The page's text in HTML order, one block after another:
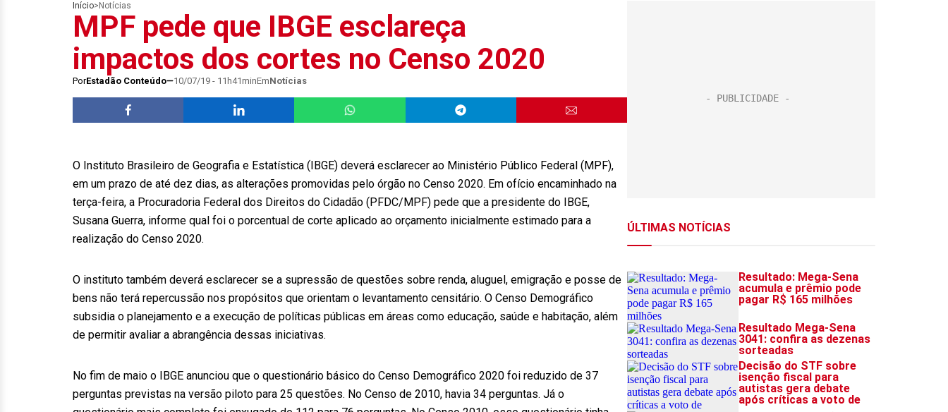
Início> Notícias
MPF pede que IBGE esclareça
impactos dos cortes no Censo 2020
PorEstadão Conteúdo 10/07/19 - 11h41minEmNotícias
O Instituto Brasileiro de Geografia e Estatística (IBGE) deverá esclarecer ao Ministério Público Federal (MPF),
em um prazo de até dez dias, as alterações promovidas pelo órgão no Censo 2020. Em ofício encaminhado na
terça-feira, a Procuradoria Federal dos Direitos do Cidadão (PFDC/MPF) pede que a presidente do IBGE,
Susana Guerra, informe qual foi o porcentual de corte aplicado ao orçamento inicialmente estimado para a
realização do Censo 2020.
O instituto também deverá esclarecer se a supressão de questões sobre renda, aluguel, emigração e posse de
bens não terá repercussão nos propósitos que orientam o levantamento censitário. O Censo Demográfico
subsidia o planejamento e a execução de políticas públicas em áreas como educação, saúde e habitação, além
de permitir avaliar a abrangência dessas iniciativas.
No fim de maio o IBGE anunciou que o questionário básico do Censo Demográfico 2020 foi reduzido de 37
perguntas previstas na versão piloto para 25 questões. No Censo de 2010, havia 34 perguntas. Já o